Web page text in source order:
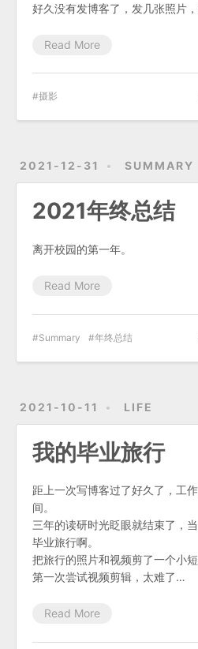
好久没有发博客了，发几张照片
Read More
摄影
2021-12-31 SUMMARY
2021年终总结
离开校园的第一年。
Read More
Summary 年终总结
2021-10-11 LIFE
我的毕业旅行
距上一次写博客过了好久了，工
间。
三年的读研时光眨眼就结束了，
毕业旅行啊。
把旅行的照片和视频剪了一个小短
第一次尝试视频剪辑，太难了…
Read More